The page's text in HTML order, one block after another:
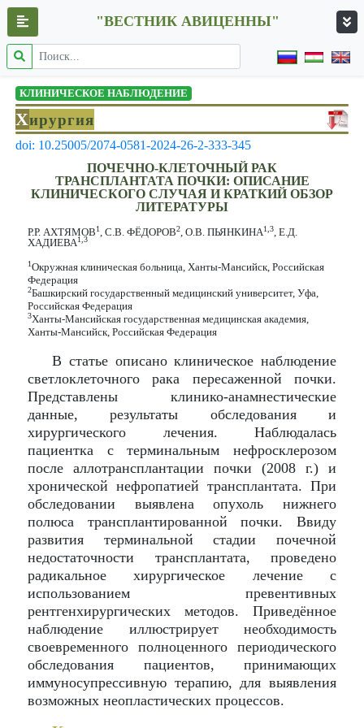
"ВЕСТНИК АВИЦЕННЫ"
КЛИНИЧЕСКОЕ НАБЛЮДЕНИЕ
Хирургия
doi: 10.25005/2074-0581-2024-26-2-333-345
ПОЧЕЧНО-КЛЕТОЧНЫЙ РАК
ТРАНСПЛАНТАТА ПОЧКИ: ОПИСАНИЕ
КЛИНИЧЕСКОГО СЛУЧАЯ И КРАТКИЙ ОБЗОР
ЛИТЕРАТУРЫ
Р.Р. АХТЯМОВ1, С.В. ФЁДОРОВ2, О.В. ПЬЯНКИНА1,3, Е.Д.
ХАДИЕВА1,3
1Окружная клиническая больница, Ханты-Мансийск, Российская
Федерация
2Башкирский государственный медицинский университет, Уфа,
Российская Федерация
3Ханты-Мансийская государственная медицинская академия,
Ханты-Мансийск, Российская Федерация
В статье описано клиническое наблюдение
светлоклеточного рака пересаженной почки.
Представлены клинико-анамнестические
данные, результаты обследования и
хирургического лечения. Наблюдалась
пациентка с терминальным нефросклерозом
после аллотрансплантации почки (2008 г.) и
хронической нефропатией трансплантата. При
обследовании выявлена опухоль нижнего
полюса трансплантированной почки. Ввиду
развития терминальной стадии почечной
недостаточности трансплантата, проведено
радикальное хирургическое лечение с
использованием превентивных
рентгенхирургических методов. Приведённое
наблюдение иллюстрирует необходимость
своевременного полноценного периодического
обследования пациентов, принимающих
иммуносупрессивную терапию, для выявления
возможных неопластических процессов.